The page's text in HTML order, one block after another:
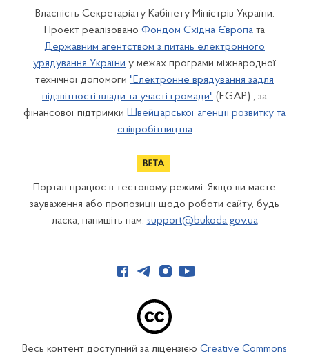
Власність Секретаріату Кабінету Міністрів України.
Проект реалізовано Фондом Східна Європа та
Державним агентством з питань електронного
урядування України у межах програми міжнародної
технічної допомоги "Електронне врядування задля
підзвітності влади та участі громади" (EGAP) , за
фінансової підтримки Швейцарської агенції розвитку та
співробітництва
Портал працює в тестовому режимі. Якщо ви маєте
зауваження або пропозиції щодо роботи сайту, будь
ласка, напишіть нам: support@bukoda.gov.ua
Весь контент доступний за ліцензією Creative Commons